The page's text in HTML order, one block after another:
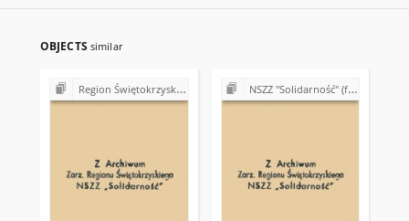
OBJECTS similar
Region Świętokrzyski NSZZ "Solidarność". Delegatura Ostrowiec Świętokrzyski (1980-1981) NSZZ "Solidarność" (formalno-prawne podstawy działalności)